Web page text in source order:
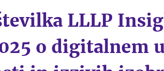
LLLP
o digitalnem